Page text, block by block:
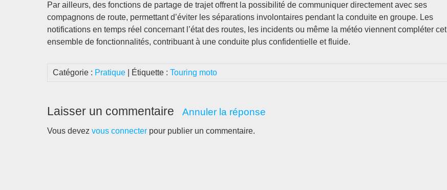
Par ailleurs, des fonctions de partage de trajet offrent la possibilité de communiquer directement avec ses
compagnons de route, permettant d’éviter les séparations involontaires pendant la conduite en groupe. Les
notifications en temps réel concernant l’état des routes, les incidents ou même la météo viennent compléter cet
ensemble de fonctionnalités, contribuant à une conduite plus confidentielle et fluide.
Catégorie : Pratique | Étiquette : Touring moto
Laisser un commentaire Annuler la réponse
Vous devez vous connecter pour publier un commentaire.